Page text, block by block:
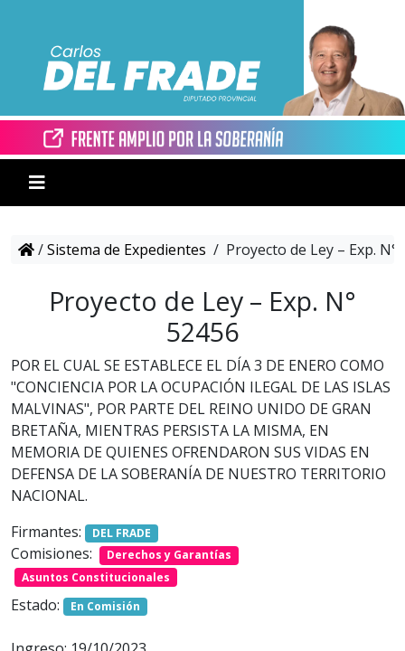
/Sistema de Expedientes / Proyecto de Ley – Exp. N°
Proyecto de Ley – Exp. N°
52456
POR EL CUAL SE ESTABLECE EL DÍA 3 DE ENERO COMO
"CONCIENCIA POR LA OCUPACIÓN ILEGAL DE LAS ISLAS
MALVINAS", POR PARTE DEL REINO UNIDO DE GRAN
BRETAÑA, MIENTRAS PERSISTA LA MISMA, EN
MEMORIA DE QUIENES OFRENDARON SUS VIDAS EN
DEFENSA DE LA SOBERANÍA DE NUESTRO TERRITORIO
NACIONAL.
Firmantes:
DEL FRADE
Comisiones:
Derechos y Garantías
Asuntos Constitucionales
Estado: En Comisión